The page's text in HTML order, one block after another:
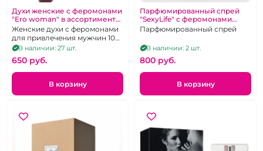
Духи женские с феромонами
"Ero woman" в ассортименте
10 мл
Женские духи с феромонами
для привлечения мужчин 10
мг.В наличии: 27 шт.
650 pуб.
В корзину
Парфюмированный спрей
"SexyLife" с феромонами
женский № 32
Парфюмированный спрей
В наличии: 2 шт.
800 pуб.
В корзину